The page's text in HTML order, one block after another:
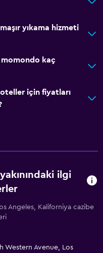
yıkama hizmeti
kaç
için fiyatları
ilgi
Angeles, Kaliforniya cazibe
Western Avenue, Los